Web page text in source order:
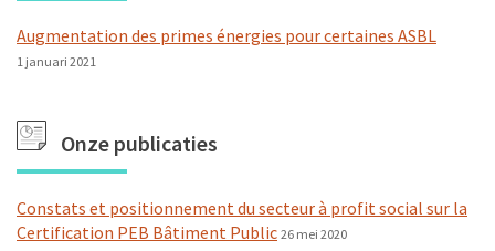
Augmentation des primes énergies pour certaines ASBL
1 januari 2021
Onze publicaties
Constats et positionnement du secteur à profit social sur la
Certification PEB Bâtiment Public 26 mei 2020